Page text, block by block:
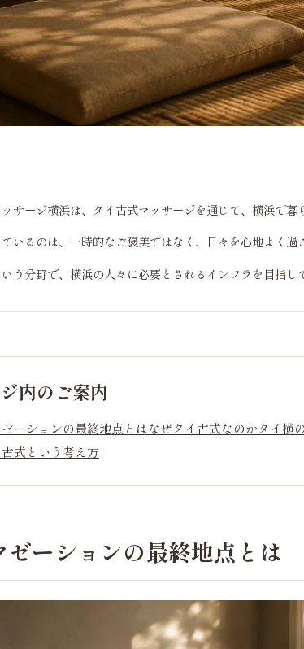
サージ横浜は、タイ古式マッサージを通じて、横浜で
いるのは、一時的なご褒美ではなく、日々を心地よく過
う分野で、横浜の人々に必要とされるインフラを目指し
内のご案内
ゼーションの最終地点とはなぜタイ古式なのかタイ横
式という考え方
ゼーションの最終地点とは